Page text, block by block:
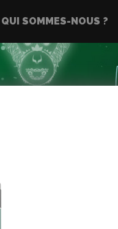
QUI SOMMES-NOUS ?